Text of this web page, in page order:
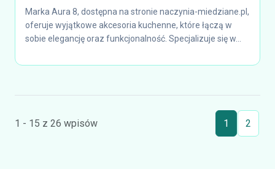
Marka Aura 8, dostępna na stronie naczynia-miedziane.pl,
oferuje wyjątkowe akcesoria kuchenne, które łączą w
sobie elegancję oraz funkcjonalność. Specjalizuje się w...
1 - 15 z 26 wpisów 1 2